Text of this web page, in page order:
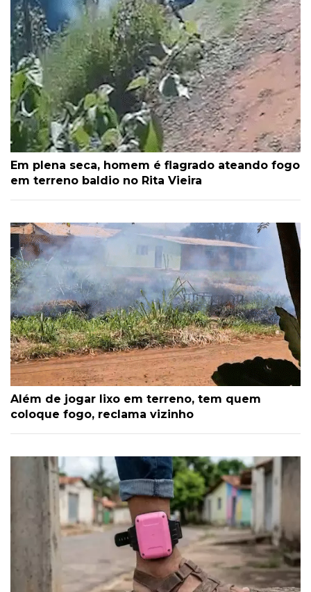
Em plena seca, homem é flagrado ateando fogo
em terreno baldio no Rita Vieira
Além de jogar lixo em terreno, tem quem
coloque fogo, reclama vizinho